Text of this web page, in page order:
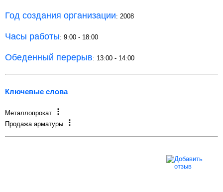
Год создания организации: 2008
Часы работы: 9:00 - 18:00
Обеденный перерыв: 13:00 - 14:00
Ключевые слова
Металлопрокат
Продажа арматуры